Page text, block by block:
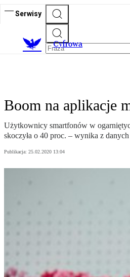
Serwisy
Cyfrowa
Boom na aplikacje
Użytkownicy smartfonów w
skoczyła o 40 proc. – wynika z
Publikacja: 25.02.2020 13:04